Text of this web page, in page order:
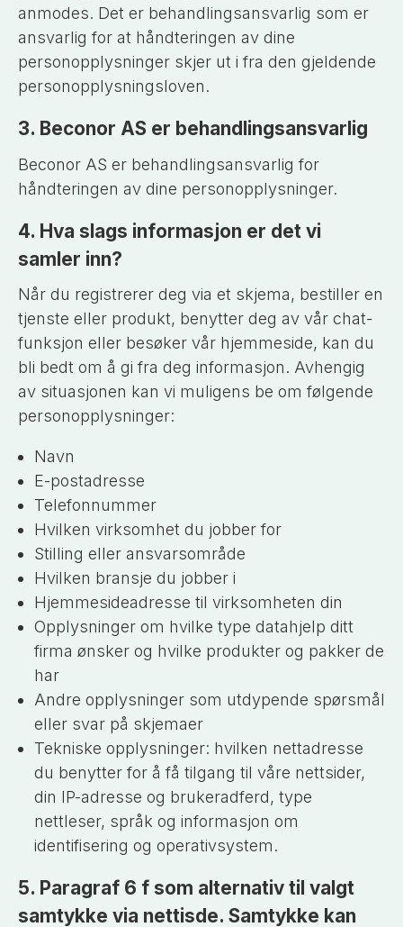
anmodes. Det er behandlingsansvarlig som er
ansvarlig for at håndteringen av dine
personopplysninger skjer ut i fra den gjeldende
personopplysningsloven.
3. Beconor AS er behandlingsansvarlig
Beconor AS er behandlingsansvarlig for
håndteringen av dine personopplysninger.
4. Hva slags informasjon er det vi
samler inn?
Når du registrerer deg via et skjema, bestiller en
tjenste eller produkt, benytter deg av vår chat-
funksjon eller besøker vår hjemmeside, kan du
bli bedt om å gi fra deg informasjon. Avhengig
av situasjonen kan vi muligens be om følgende
personopplysninger:
Navn
E-postadresse
Telefonnummer
Hvilken virksomhet du jobber for
Stilling eller ansvarsområde
Hvilken bransje du jobber i
Hjemmesideadresse til virksomheten din
Opplysninger om hvilke type datahjelp ditt
firma ønsker og hvilke produkter og pakker de
har
Andre opplysninger som utdypende spørsmål
eller svar på skjemaer
Tekniske opplysninger: hvilken nettadresse
du benytter for å få tilgang til våre nettsider,
din IP-adresse og brukeradferd, type
nettleser, språk og informasjon om
identifisering og operativsystem.
5. Paragraf 6 f som alternativ til valgt
samtykke via nettisde. Samtykke kan